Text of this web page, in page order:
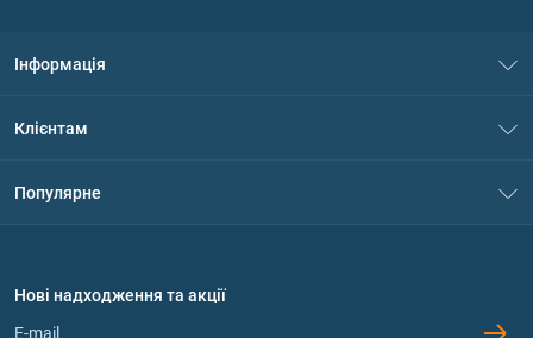
Інформація
Політика конфіденційності
Обмін та повернення
Клієнтам
Популярне
Протеїн
Нові надходження та акції